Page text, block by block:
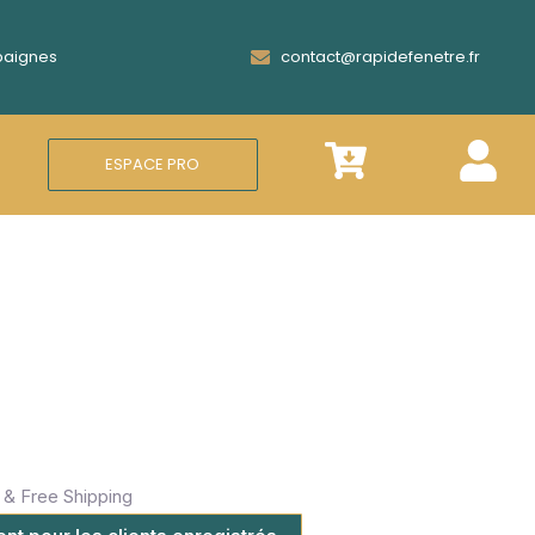
contact@rapidefenetre.fr
ESPACE PRO
& Free Shipping